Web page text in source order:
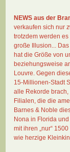
NEWS aus der
verkaufen sich nur
trotzdem werden
große Illusion...
hat die Größe von
beziehungsweise
Louvre. Gegen
15-Millionen-Stadt
alle Rekorde
Filialen, die die
Barnes & Noble
Nona in Florida
mit ihren „nur“
wie herzige